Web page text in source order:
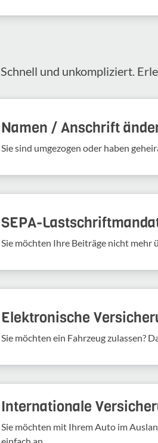
Schnell und unkompliziert.
Namen / Anschrift
Sie sind umgezogen oder haben
SEPA-
Sie möchten Ihre Beiträge nicht mehr
Elek­tro­ni­sche
Sie möchten ein Fahr­zeug zulassen?
Inter­na­tio­nale
Sie möchten mit Ihrem Auto im